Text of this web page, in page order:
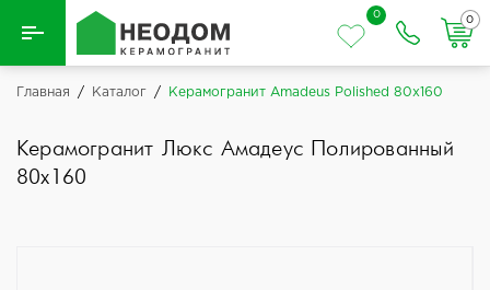
Назад
Керамическая плитка
0
0
Главная / Каталог / Керамогранит Amadeus Polished 80x160
Керамогранит Люкс Амадеус Полированный
80x160